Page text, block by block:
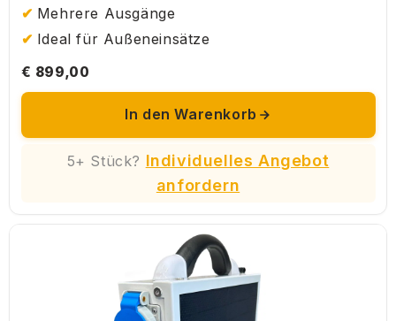
Mehrere Ausgänge
Ideal für Außeneinsätze
€ 899,00
In den Warenkorb
5+ Stück? Individuelles Angebot
anfordern